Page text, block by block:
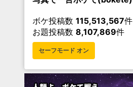
ボケ投稿数 115,513,567件
お題投稿数 8,107,869件
セーフモード オン